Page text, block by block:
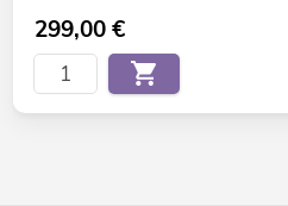
299,00€